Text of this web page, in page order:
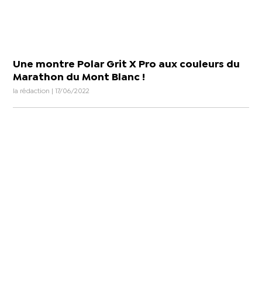
Une montre Polar Grit X Pro aux couleurs du
Marathon du Mont Blanc !
la rédaction | 17/06/2022